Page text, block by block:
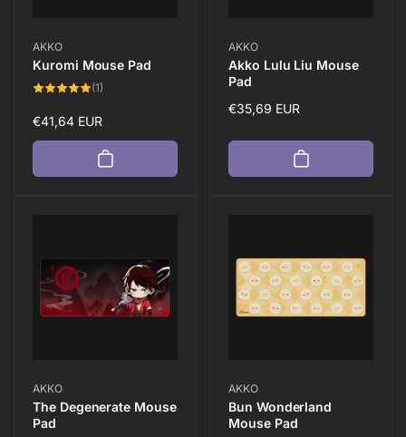
Anbieter:
AKKO
Kuromi Mouse Pad
(1)
Normaler
Preis
€41,64 EUR
Anbieter:
AKKO
Akko Lulu Liu Mouse
Pad
Normaler
€35,69 EUR
Anbieter:
AKKO
The Degenerate Mouse
Pad
Anbieter:
AKKO
Bun Wonderland
Mouse Pad